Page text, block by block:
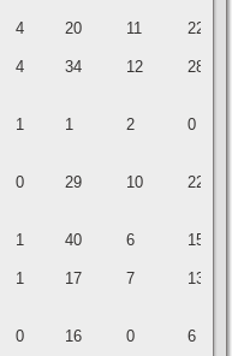
4 20 11 22
4 34 12 28
1 1 2 0
0 29 10 22
1 40 6 15
1 17 7 13
0 16 0 6